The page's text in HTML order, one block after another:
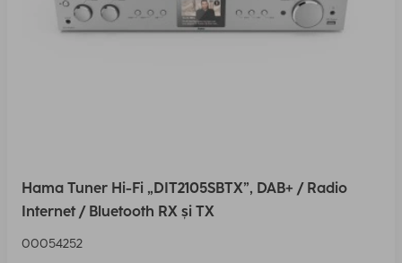
Hama Tuner Hi-Fi „DIT2105SBTX”, DAB+ / Radio
Internet / Bluetooth RX și TX
00054252